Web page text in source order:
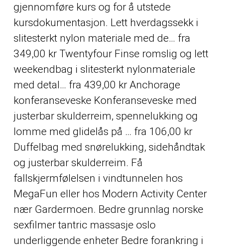
gjennomføre kurs og for å utstede
kursdokumentasjon. Lett hverdagssekk i
slitesterkt nylon materiale med de… fra
349,00 kr Twentyfour Finse romslig og lett
weekendbag i slitesterkt nylonmateriale
med detal… fra 439,00 kr Anchorage
konferanseveske Konferanseveske med
justerbar skulderreim, spennelukking og
lomme med glidelås på … fra 106,00 kr
Duffelbag med snørelukking, sidehåndtak
og justerbar skulderreim. Få
fallskjermfølelsen i vindtunnelen hos
MegaFun eller hos Modern Activity Center
nær Gardermoen. Bedre grunnlag norske
sexfilmer tantric massasje oslo
underliggende enheter Bedre forankring i